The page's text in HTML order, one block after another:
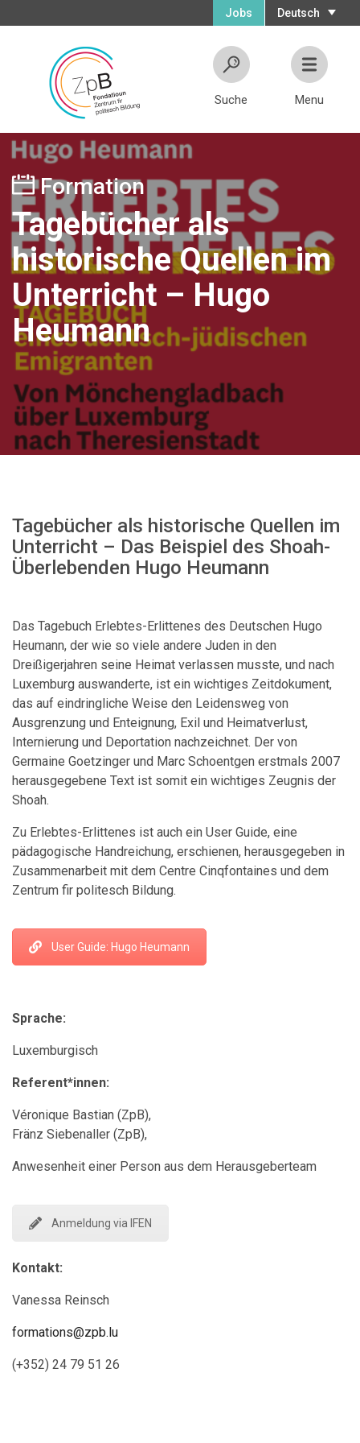
Deutsch
Jobs
Suche Menu
Formation
Tagebücher als
historische Quellen im
Unterricht – Hugo
Heumann
Tagebücher als historische Quellen im
Unterricht – Das Beispiel des Shoah-
Überlebenden Hugo Heumann
Das Tagebuch Erlebtes-Erlittenes des Deutschen Hugo
Heumann, der wie so viele andere Juden in den
Dreißigerjahren seine Heimat verlassen musste, und nach
Luxemburg auswanderte, ist ein wichtiges Zeitdokument,
das auf eindringliche Weise den Leidensweg von
Ausgrenzung und Enteignung, Exil und Heimatverlust,
Internierung und Deportation nachzeichnet. Der von
Germaine Goetzinger und Marc Schoentgen erstmals 2007
herausgegebene Text ist somit ein wichtiges Zeugnis der
Shoah.
Zu Erlebtes-Erlittenes ist auch ein User Guide, eine
pädagogische Handreichung, erschienen, herausgegeben in
Zusammenarbeit mit dem Centre Cinqfontaines und dem
Zentrum fir politesch Bildung.
User Guide: Hugo Heumann
Sprache:
Luxemburgisch
Referent*innen:
Véronique Bastian (ZpB),
Fränz Siebenaller (ZpB),
Anwesenheit einer Person aus dem Herausgeberteam
Anmeldung via IFEN
Kontakt:
Vanessa Reinsch
formations@zpb.lu
(+352) 24 79 51 26